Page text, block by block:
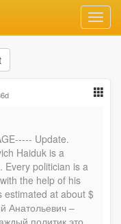
Update.
Haiduk is a
Every politician is a
the help of his
estimated at about $
Анатольевич –
политик это